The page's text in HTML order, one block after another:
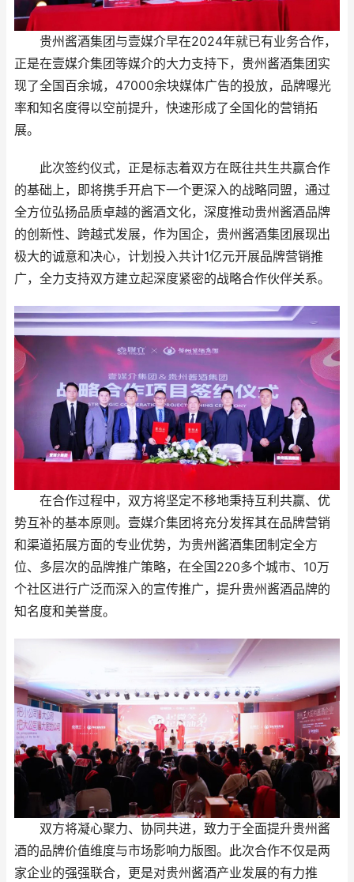
贵州酱酒集团与壹媒介早在2024年就已有业务合作，
正是在壹媒介集团等媒介的大力支持下，贵州酱酒集团实
现了全国百余城，47000余块媒体广告的投放，品牌曝光
率和知名度得以空前提升，快速形成了全国化的营销拓
展。
此次签约仪式，正是标志着双方在既往共生共赢合作
的基础上，即将携手开启下一个更深入的战略同盟，通过
全方位弘扬品质卓越的酱酒文化，深度推动贵州酱酒品牌
的创新性、跨越式发展，作为国企，贵州酱酒集团展现出
极大的诚意和决心，计划投入共计1亿元开展品牌营销推
广，全力支持双方建立起深度紧密的战略合作伙伴关系。
在合作过程中，双方将坚定不移地秉持互利共赢、优
势互补的基本原则。壹媒介集团将充分发挥其在品牌营销
和渠道拓展方面的专业优势，为贵州酱酒集团制定全方
位、多层次的品牌推广策略，在全国220多个城市、10万
个社区进行广泛而深入的宣传推广，提升贵州酱酒品牌的
知名度和美誉度。
双方将凝心聚力、协同共进，致力于全面提升贵州酱
酒的品牌价值维度与市场影响力版图。此次合作不仅是两
家企业的强强联合，更是对贵州酱酒产业发展的有力推